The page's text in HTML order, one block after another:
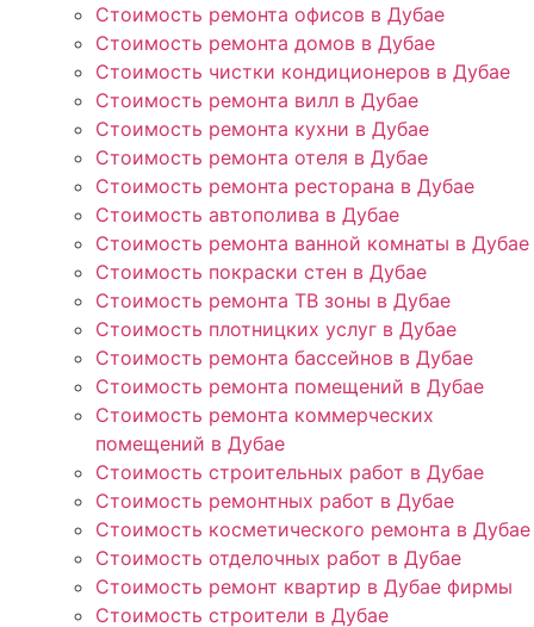
Стоимость ремонта офисов в Дубае
Стоимость ремонта домов в Дубае
Стоимость чистки кондиционеров в Дубае
Стоимость ремонта вилл в Дубае
Стоимость ремонта кухни в Дубае
Стоимость ремонта отеля в Дубае
Стоимость ремонта ресторана в Дубае
Стоимость автополива в Дубае
Стоимость ремонта ванной комнаты в Дубае
Стоимость покраски стен в Дубае
Стоимость ремонта ТВ зоны в Дубае
Стоимость плотницких услуг в Дубае
Стоимость ремонта бассейнов в Дубае
Стоимость ремонта помещений в Дубае
Стоимость ремонта коммерческих
помещений в Дубае
Стоимость строительных работ в Дубае
Стоимость ремонтных работ в Дубае
Стоимость косметического ремонта в Дубае
Стоимость отделочных работ в Дубае
Стоимость ремонт квартир в Дубае фирмы
Стоимость строители в Дубае